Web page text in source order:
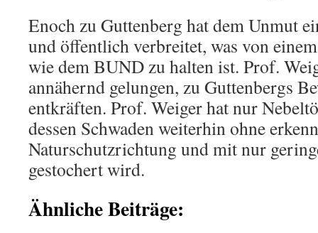
Enoch zu Guttenberg hat dem Unmut
und öffentlich verbreitet, was von
wie dem BUND zu halten ist. Prof.
annähernd gelungen, zu Guttenbergs
entkräften. Prof. Weiger hat nur
dessen Schwaden weiterhin ohne
Naturschutzrichtung und mit nur
gestochert wird.
Ähnliche Beiträge: